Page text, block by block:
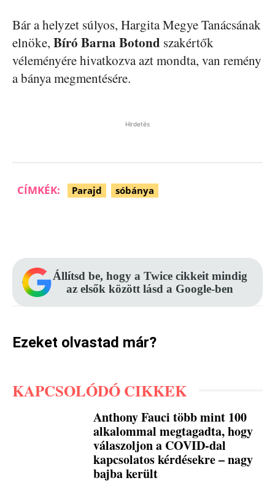
Bár a helyzet súlyos, Hargita Megye Tanácsának
elnöke, Bíró Barna Botond szakértők
véleményére hivatkozva azt mondta, van remény
a bánya megmentésére.
Hirdetés
CÍMKÉK: Parajd sóbánya
Állítsd be, hogy a Twice cikkeit mindig
az elsők között lásd a Google-ben
Ezeket olvastad már?
KAPCSOLÓDÓ CIKKEK
Anthony Fauci több mint 100
alkalommal megtagadta, hogy
válaszoljon a COVID-dal
kapcsolatos kérdésekre – nagy
bajba került